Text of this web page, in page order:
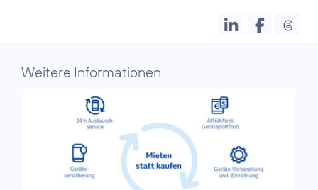
Weitere Informationen